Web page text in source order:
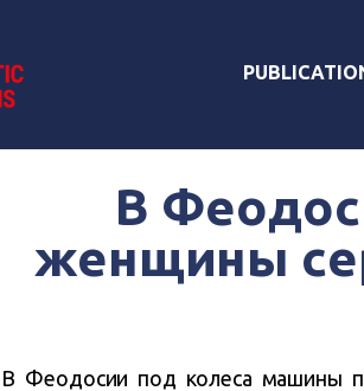
В
женщины
В Феодосии под колеса машины